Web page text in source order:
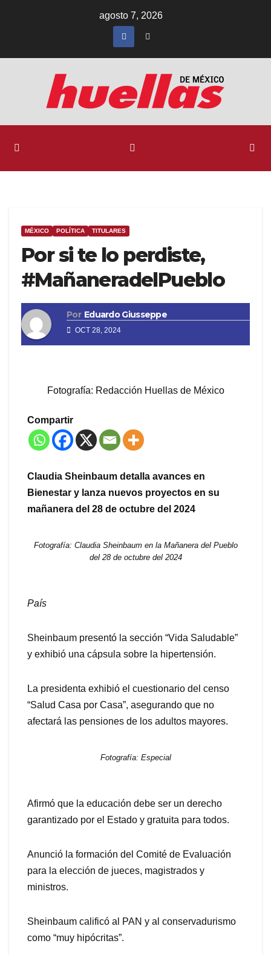
agosto 7, 2026
MÉXICO POLÍTICA TITULARES
Por si te lo perdiste,
#MañaneradelPueblo
Por Eduardo Giusseppe
OCT 28, 2024
Fotografía: Redacción Huellas de México
Compartir
Claudia Sheinbaum detalla avances en
Bienestar y lanza nuevos proyectos en su
mañanera del 28 de octubre del 2024
Fotografía: Claudia Sheinbaum en la Mañanera del Pueblo
del 28 de octubre del 2024
País
Sheinbaum presentó la sección “Vida Saludable”
y exhibió una cápsula sobre la hipertensión.
La presidenta exhibió el cuestionario del censo
“Salud Casa por Casa”, asegurando que no
afectará las pensiones de los adultos mayores.
Fotografía: Especial
Afirmó que la educación debe ser un derecho
garantizado por el Estado y gratuita para todos.
Anunció la formación del Comité de Evaluación
para la elección de jueces, magistrados y
ministros.
Sheinbaum calificó al PAN y al conservadurismo
como “muy hipócritas”.